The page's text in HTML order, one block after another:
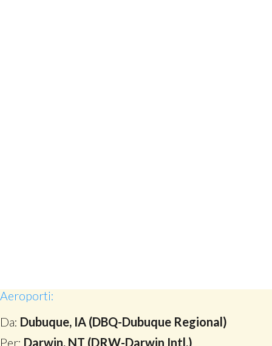
Aeroporti:
Da: Dubuque, IA (DBQ-Dubuque Regional)
Per: Darwin, NT (DRW-Darwin Intl.)